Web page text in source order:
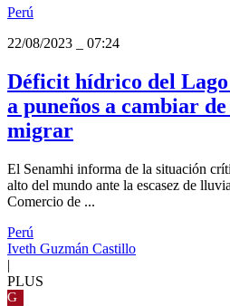
Perú
22/08/2023
07:24
Déficit hídrico del
a puneños a cambiar
migrar
El Senamhi informa de la situación
alto del mundo ante la escasez de
Comercio de ...
Perú
Iveth Guzmán Castillo
|
PLUS
G